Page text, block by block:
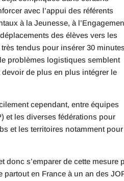
avec l’appui des référents
à la Jeunesse, à
des élèves vers les
tendus pour insérer 30
problèmes logistiques semblent
de plus en plus intégrer le
cependant, entre équipes
et les diverses fédérations pour
et les territoires notamment pour
donc s’emparer de cette mesure
en France à un an des